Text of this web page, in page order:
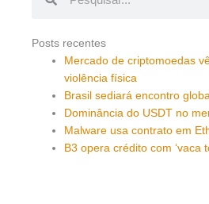
Posts recentes
Mercado de criptomoedas
violência física
Brasil sediará encontro
Dominância do USDT no
Malware usa contrato em
B3 opera crédito com ‘vaca